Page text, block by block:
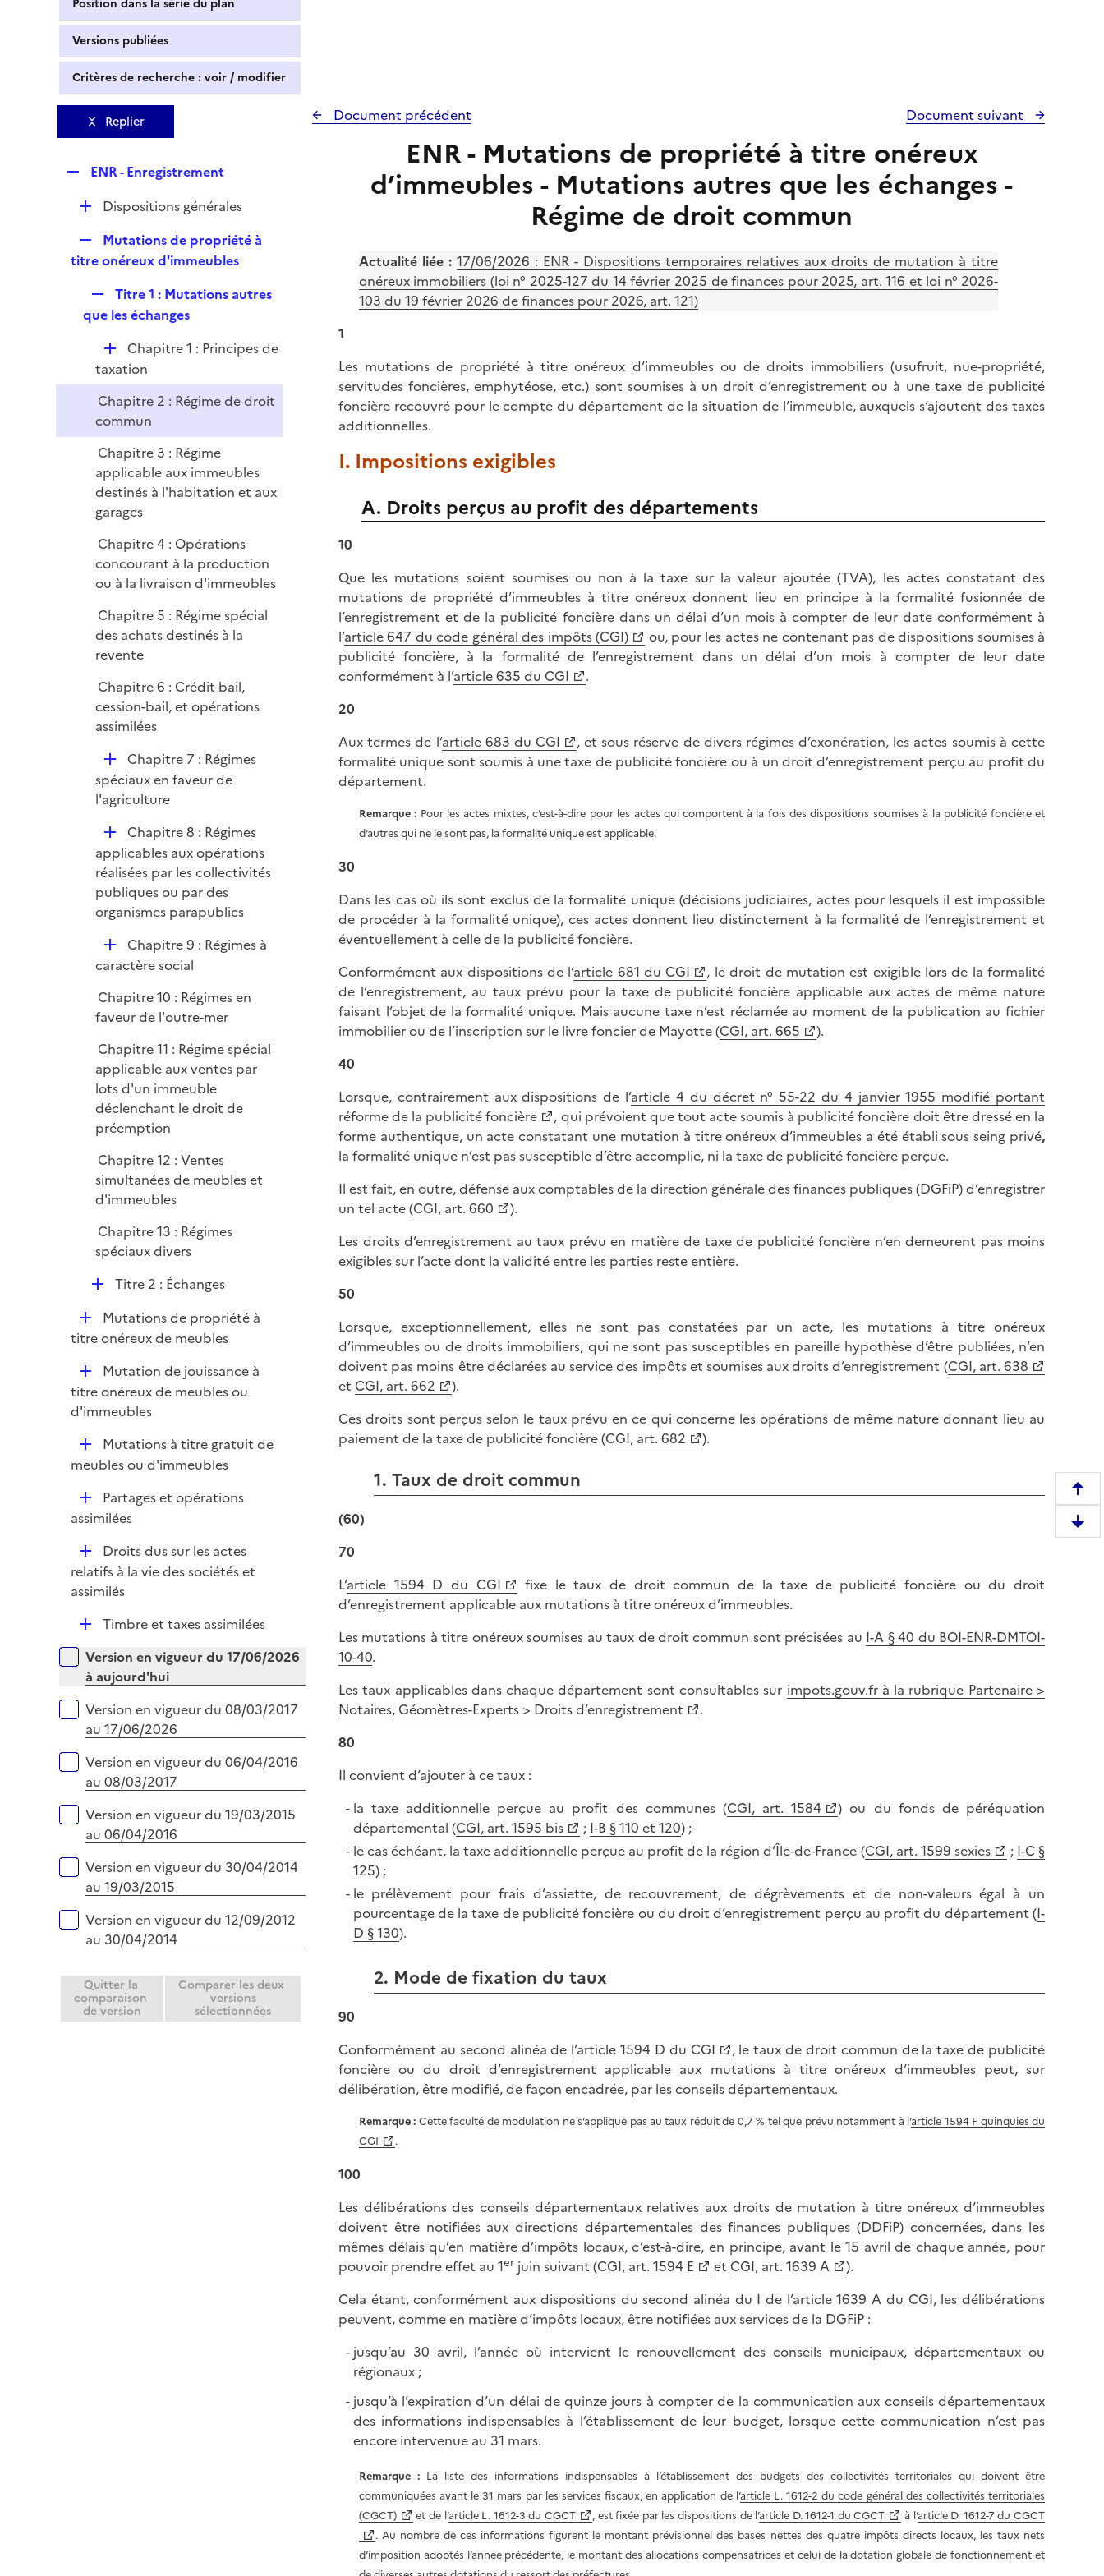
Position dans la série du plan
Versions publiées
Critères de recherche : voir / modifier
Replier
p
e
ENR - Enregistrement
D
l
r
Dispositions générales
e
l
i
Mutations de propriété à
titre onéreux d'immeubles
e
l
i
e
r
Titre 1 : Mutations autres
que les échanges
D
é
p
l
i
e
r
Chapitre 1 : Principes de
taxation
Chapitre 2 : Régime de droit
commun
Chapitre 3 : Régime
applicable aux immeubles
destinés à l'habitation et aux
garages
Chapitre 4 : Opérations
concourant à la production
ou à la livraison d'immeubles
Chapitre 5 : Régime spécial
des achats destinés à la
revente
Chapitre 6 : Crédit bail,
cession-bail, et opérations
assimilées
D
é
p
e
r
Chapitre 7 : Régimes
spéciaux en faveur de
l'agriculture
D
é
p
l
i
Chapitre 8 : Régimes
applicables aux opérations
réalisées par les collectivités
publiques ou par des
organismes parapublics
D
é
l
i
e
r
Chapitre 9 : Régimes à
caractère social
Chapitre 10 : Régimes en
faveur de l'outre-mer
Chapitre 11 : Régime spécial
applicable aux ventes par
lots d'un immeuble
déclenchant le droit de
préemption
Chapitre 12 : Ventes
simultanées de meubles et
d'immeubles
Chapitre 13 : Régimes
spéciaux divers
D
p
l
e
r
Titre 2 : Échanges
D
é
i
e
Mutations de propriété à
titre onéreux de meubles
D
é
p
e
Mutation de jouissance à
titre onéreux de meubles ou
d'immeubles
D
é
i
Mutations à titre gratuit de
meubles ou d'immeubles
D
é
i
e
Partages et opérations
assimilées
D
é
p
e
r
Droits dus sur les actes
relatifs à la vie des sociétés et
assimilés
D
p
l
i
r
Timbre et taxes assimilées
Versions sur la période
Version en vigueur du 17/06/2026
à aujourd'hui
Version en vigueur du 08/03/2017
au 17/06/2026
Version en vigueur du 06/04/2016
au 08/03/2017
Version en vigueur du 19/03/2015
au 06/04/2016
Version en vigueur du 30/04/2014
au 19/03/2015
Version en vigueur du 12/09/2012
au 30/04/2014
Quitter la
comparaison
de version
Comparer les deux
versions
sélectionnées
Document précédent Document suivant
ENR - Mutations de propriété à titre onéreux
d’immeubles - Mutations autres que les échanges -
Régime de droit commun
Actualité liée : 17/06/2026 : ENR - Dispositions temporaires relatives aux droits de mutation à titre
onéreux immobiliers (loi n° 2025-127 du 14 février 2025 de finances pour 2025, art. 116 et loi n° 2026-
103 du 19 février 2026 de finances pour 2026, art. 121)
1
Les mutations de propriété à titre onéreux d’immeubles ou de droits immobiliers (usufruit, nue-propriété,
servitudes foncières, emphytéose, etc.) sont soumises à un droit d’enregistrement ou à une taxe de publicité
foncière recouvré pour le compte du département de la situation de l’immeuble, auxquels s’ajoutent des taxes
additionnelles.
I. Impositions exigibles
A. Droits perçus au profit des départements
10
Que les mutations soient soumises ou non à la taxe sur la valeur ajoutée (TVA), les actes constatant des
mutations de propriété d’immeubles à titre onéreux donnent lieu en principe à la formalité fusionnée de
l’enregistrement et de la publicité foncière dans un délai d’un mois à compter de leur date conformément à
l’article 647 du code général des impôts (CGI)
ou, pour les actes ne contenant pas de dispositions soumises à
publicité foncière, à la formalité de l’enregistrement dans un délai d’un mois à compter de leur date
conformément à l’article 635 du CGI
.
20
Aux termes de l’article 683 du CGI
, et sous réserve de divers régimes d’exonération, les actes soumis à cette
formalité unique sont soumis à une taxe de publicité foncière ou à un droit d’enregistrement perçu au profit du
département.
Remarque : Pour les actes mixtes, c’est-à-dire pour les actes qui comportent à la fois des dispositions soumises à la publicité foncière et
d’autres qui ne le sont pas, la formalité unique est applicable.
30
Dans les cas où ils sont exclus de la formalité unique (décisions judiciaires, actes pour lesquels il est impossible
de procéder à la formalité unique), ces actes donnent lieu distinctement à la formalité de l’enregistrement et
éventuellement à celle de la publicité foncière.
Conformément aux dispositions de l’article 681 du CGI
, le droit de mutation est exigible lors de la formalité
de l’enregistrement, au taux prévu pour la taxe de publicité foncière applicable aux actes de même nature
faisant l’objet de la formalité unique. Mais aucune taxe n’est réclamée au moment de la publication au fichier
immobilier ou de l’inscription sur le livre foncier de Mayotte (CGI, art. 665
).
40
Lorsque, contrairement aux dispositions de l’article 4 du décret n° 55-22 du 4 janvier 1955 modifié portant
réforme de la publicité foncière
, qui prévoient que tout acte soumis à publicité foncière doit être dressé en la
forme authentique, un acte constatant une mutation à titre onéreux d’immeubles a été établi sous seing privé,
la formalité unique n’est pas susceptible d’être accomplie, ni la taxe de publicité foncière perçue.
Il est fait, en outre, défense aux comptables de la direction générale des finances publiques (DGFiP) d’enregistrer
un tel acte (CGI, art. 660
).
Les droits d’enregistrement au taux prévu en matière de taxe de publicité foncière n’en demeurent pas moins
exigibles sur l’acte dont la validité entre les parties reste entière.
50
Lorsque, exceptionnellement, elles ne sont pas constatées par un acte, les mutations à titre onéreux
d’immeubles ou de droits immobiliers, qui ne sont pas susceptibles en pareille hypothèse d’être publiées, n’en
doivent pas moins être déclarées au service des impôts et soumises aux droits d’enregistrement (CGI, art. 638
et CGI, art. 662
).
Ces droits sont perçus selon le taux prévu en ce qui concerne les opérations de même nature donnant lieu au
paiement de la taxe de publicité foncière (CGI, art. 682 ).
1. Taux de droit commun
(60)
70
L’article 1594 D du CGI
fixe le taux de droit commun de la taxe de publicité foncière ou du droit
d’enregistrement applicable aux mutations à titre onéreux d’immeubles.
Les mutations à titre onéreux soumises au taux de droit commun sont précisées au I-A § 40 du BOI-ENR-DMTOI-
10-40.
Les taux applicables dans chaque département sont consultables sur impots.gouv.fr à la rubrique Partenaire >
Notaires, Géomètres-Experts > Droits d’enregistrement
.
80
Il convient d’ajouter à ce taux :
la taxe additionnelle perçue au profit des communes (CGI, art. 1584
) ou du fonds de péréquation
départemental (CGI, art. 1595 bis ; I-B § 110 et 120) ;
le cas échéant, la taxe additionnelle perçue au profit de la région d’Île-de-France (CGI, art. 1599 sexies ; I-C §
125) ;
le prélèvement pour frais d’assiette, de recouvrement, de dégrèvements et de non-valeurs égal à un
pourcentage de la taxe de publicité foncière ou du droit d’enregistrement perçu au profit du département (I-
D § 130).
2. Mode de fixation du taux
90
Conformément au second alinéa de l’article 1594 D du CGI
, le taux de droit commun de la taxe de publicité
foncière ou du droit d’enregistrement applicable aux mutations à titre onéreux d’immeubles peut, sur
délibération, être modifié, de façon encadrée, par les conseils départementaux.
Remarque : Cette faculté de modulation ne s’applique pas au taux réduit de 0,7 % tel que prévu notamment à l’article 1594 F quinquies du
CGI
.
100
Les délibérations des conseils départementaux relatives aux droits de mutation à titre onéreux d’immeubles
doivent être notifiées aux directions départementales des finances publiques (DDFiP) concernées, dans les
mêmes délais qu’en matière d’impôts locaux, c’est-à-dire, en principe, avant le 15 avril de chaque année, pour
pouvoir prendre effet au 1er juin suivant (CGI, art. 1594 E et CGI, art. 1639 A
).
Cela étant, conformément aux dispositions du second alinéa du I de l’article 1639 A du CGI, les délibérations
peuvent, comme en matière d’impôts locaux, être notifiées aux services de la DGFiP :
jusqu’au 30 avril, l’année où intervient le renouvellement des conseils municipaux, départementaux ou
régionaux ;
jusqu’à l’expiration d’un délai de quinze jours à compter de la communication aux conseils départementaux
des informations indispensables à l’établissement de leur budget, lorsque cette communication n’est pas
encore intervenue au 31 mars.
Remarque :La liste des informations indispensables à l’établissement des budgets des collectivités territoriales qui doivent être
communiquées avant le 31 mars par les services fiscaux, en application de l’article L. 1612-2 du code général des collectivités territoriales
(CGCT)
et de l’article L. 1612-3 du CGCT , est fixée par les dispositions de l’article D. 1612-1 du CGCT à l’article D. 1612-7 du CGCT
. Au nombre de ces informations figurent le montant prévisionnel des bases nettes des quatre impôts directs locaux, les taux nets
d’imposition adoptés l’année précédente, le montant des allocations compensatrices et celui de la dotation globale de fonctionnement et
e
m
D